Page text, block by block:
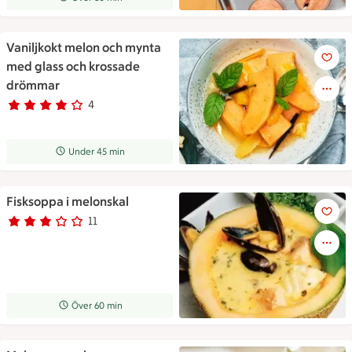
Vaniljkokt melon och mynta
med glass och krossade
drömmar
Betyg 4 av 5.
4
4 personer har röstat
Receptet tar Under 45 min att tillaga
Under 45 min
Vaniljkokt melon och mynta
Fisksoppa i melonskal
Betyg 3 av 5.
11
11 personer har röstat
Receptet tar Över 60 min att tillaga
Över 60 min
Fisksoppa i melonskal